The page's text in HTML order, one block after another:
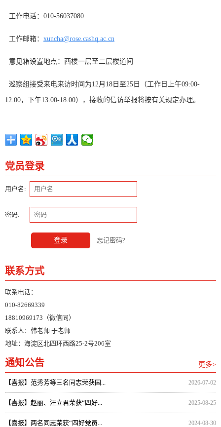
工作电话：010-56037080
工作邮箱： xuncha@rose.cashq.ac.cn
意见箱设置地点：西楼一层至二层楼道间
巡察组接受来电来访时间为12月18日至25日（工作日上午09:00-
12:00，下午13:00-18:00），接收的信访举报将按有关规定办理。
党员登录
用户名:
密码:
登录 忘记密码?
联系方式
联系电话：
010-82669339
18810969173（微信同）
联系人：韩老师 于老师
地址：海淀区北四环西路25-2号206室
通知公告 更多>
【喜报】范秀芳等三名同志荣获国... 2026-07-02
【喜报】赵丽、汪立君荣获“四好... 2025-08-25
【喜报】两名同志荣获“四好党员... 2024-08-30